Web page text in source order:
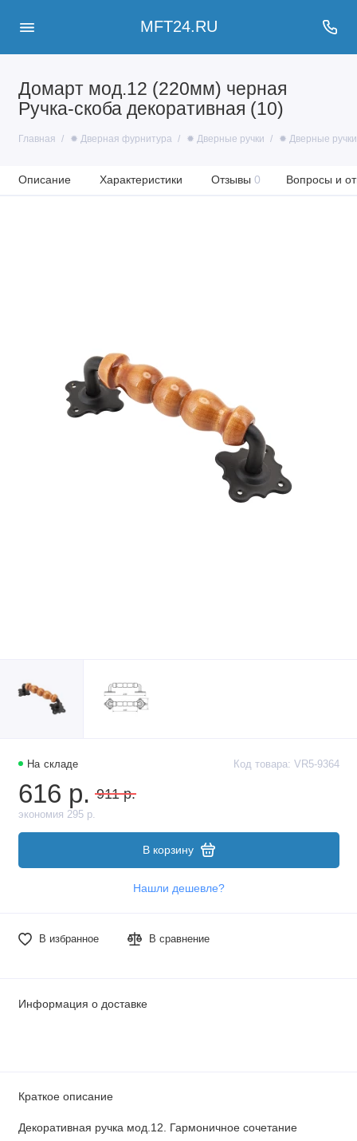
MFT24.RU
Домарт мод.12 (220мм) черная
Ручка-скоба декоративная (10)
Главная ✹ Дверная фурнитура ✹ Дверные ручки ✹ Дверные
Описание Характеристики Отзывы 0 Вопросы и
На складе Код товара: VR5-9364
616 р. 911 р.
экономия 295 р.
В корзину
Нашли дешевле?
В избранное В сравнение
Информация о доставке
Краткое описание
Декоративная ручка мод.12. Гармоничное сочетание